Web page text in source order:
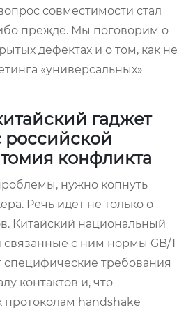
совместимости стал
прежде. Мы поговорим о
дефектах и о том, как не
«универсальных»
гаджет
российской
конфликта
нужно копнуть
Речь идет не только о
Китайский национальный
связанные с ним нормы GB/T
специфические требования
контактов и, что
протоколам handshake